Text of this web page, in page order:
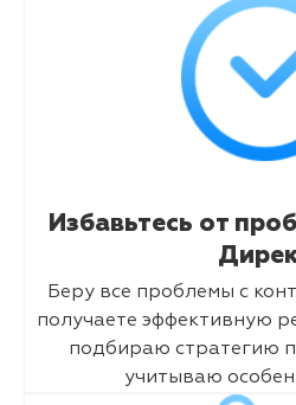
Избавьтесь от
Беру все проблемы с
получаете эффективную
подбираю стратегию
учитываю